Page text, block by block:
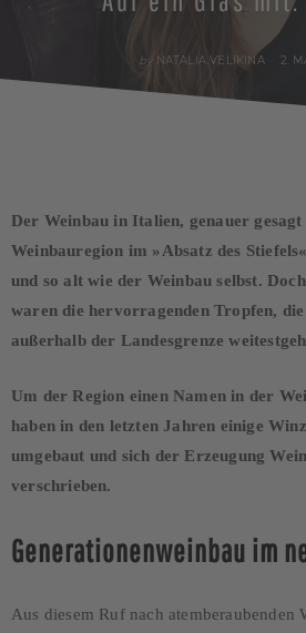
by NATALIA VELIKINA 2.
Der Weinbau in Italien, genauer
Weinbauregion im »Absatz des
und so alt wie der Weinbau selbst.
waren die hervorragenden Tropfen,
außerhalb der Landesgrenze
Um der Region einen Namen in der
haben in den letzten Jahren einige
umgebaut und sich der Erzeugung
verschrieben.
Generationenweinbau im
Aus diesem Ruf nach atemberaubenden